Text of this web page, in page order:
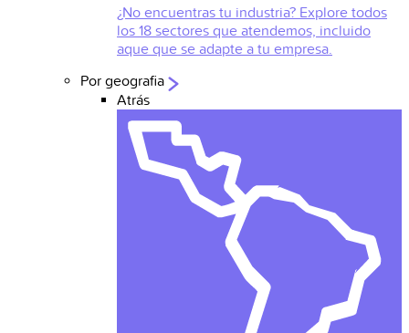
¿No encuentras tu industria? Explore todos
los 18 sectores que atendemos, incluido
aque que se adapte a tu empresa.
Por geografia
Atrás